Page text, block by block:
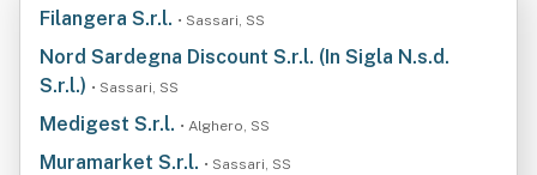
Filangera S.r.l. • Sassari, SS
Nord Sardegna Discount S.r.l. (In Sigla N.s.d.
S.r.l.) • Sassari, SS
Medigest S.r.l. • Alghero, SS
Muramarket S.r.l. • Sassari, SS